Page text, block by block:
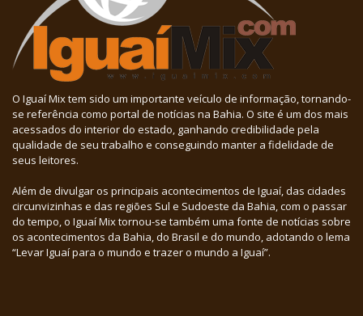
O Iguaí Mix tem sido um importante veículo de informação, tornando-
se referência como portal de notícias na Bahia. O site é um dos mais
acessados do interior do estado, ganhando credibilidade pela
qualidade de seu trabalho e conseguindo manter a fidelidade de
seus leitores.
Além de divulgar os principais acontecimentos de Iguaí, das cidades
circunvizinhas e das regiões Sul e Sudoeste da Bahia, com o passar
do tempo, o Iguaí Mix tornou-se também uma fonte de notícias sobre
os acontecimentos da Bahia, do Brasil e do mundo, adotando o lema
“Levar Iguaí para o mundo e trazer o mundo a Iguaí”.